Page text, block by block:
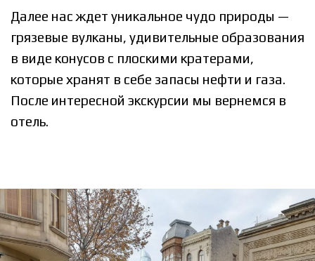
Далее нас ждет уникальное чудо природы —
грязевые вулканы, удивительные образования
в виде конусов с плоскими кратерами,
которые хранят в себе запасы нефти и газа.
После интересной экскурсии мы вернемся в
отель.